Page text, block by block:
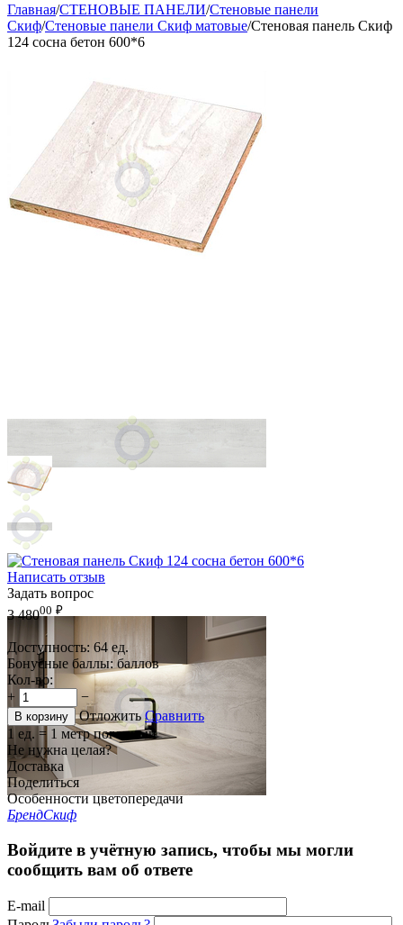
Главная/СТЕНОВЫЕ ПАНЕЛИ/Стеновые панели
Скиф/Стеновые панели Скиф матовые/Стеновая панель Скиф
124 сосна бетон 600*6
Написать отзыв
Задать вопрос
3 48000 ₽
Доступность: 64 ед.
Бонусные баллы: баллов
Кол-во:
+
−
В корзину Отложить Сравнить
1 ед. = 1 метр погонный
Не нужна целая?
Доставка
Поделиться
Особенности цветопередачи
БрендСкиф
Войдите в учётную запись, чтобы мы могли
сообщить вам об ответе
E-mail